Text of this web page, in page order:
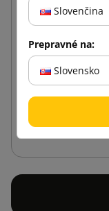
Slovenčina
Prepravné na:
Slovensko